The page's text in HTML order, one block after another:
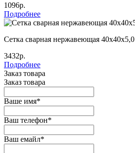
1096р.
Подробнее
Сетка сварная нержавеющая 40х40х5,0
3432р.
Подробнее
Заказ товара
Заказ товара
Ваше имя*
Ваш телефон*
Ваш емайл*